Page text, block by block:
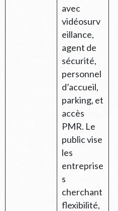
avec
vidéosurv
eillance,
agent de
sécurité,
personnel
d’accueil,
parking, et
accès
PMR. Le
public vise
les
entreprise
s
cherchant
flexibilité,